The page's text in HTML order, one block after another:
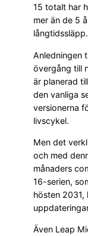
15 totalt har
mer än de 5
långtidssläpp.
Anledningen
övergång till
är planerad
den vanliga
versionerna
livscykel.
Men det
och med
månaders
16-serien,
hösten 2031,
Även Leap